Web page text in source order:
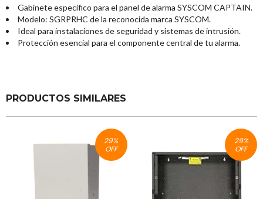
Gabinete específico para el panel de alarma SYSCOM CAPTAIN.
Modelo: SGRPRHC de la reconocida marca SYSCOM.
Ideal para instalaciones de seguridad y sistemas de intrusión.
Protección esencial para el componente central de tu alarma.
PRODUCTOS SIMILARES
29%
OFF
29%
OFF